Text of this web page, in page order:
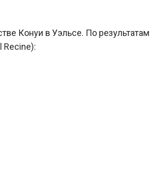
Конуи в Уэльсе. По
Recine):